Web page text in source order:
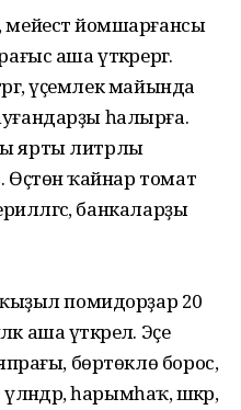
йомшарғансы
аша үткәрергә.
үҫемлек майында
һалырға.
ярты литрлы
ҡайнар томат
банкаларҙы
помидорҙар 20
аша үткәрелә. Эҫе
бөртөклө борос,
һарымһаҡ, шәкәр,